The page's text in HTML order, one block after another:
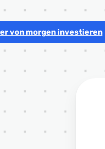
von morgen investieren